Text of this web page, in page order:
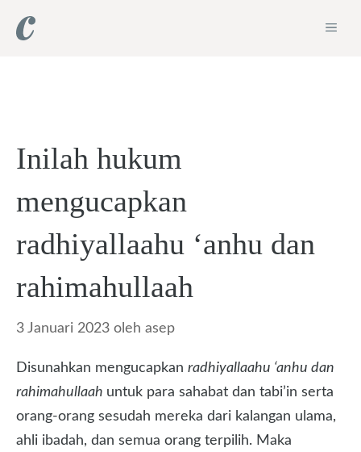
Inilah hukum
mengucapkan
radhiyallaahu ‘anhu dan
rahimahullaah
3 Januari 2023 oleh asep
Disunahkan mengucapkan radhiyallaahu ‘anhu dan
rahimahullaah untuk para sahabat dan tabi’in serta
orang-orang sesudah mereka dari kalangan ulama,
ahli ibadah, dan semua orang terpilih. Maka